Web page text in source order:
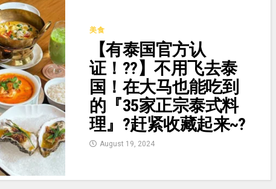
美食
【有泰国官方认
证！??】不用飞去泰
国！在大马也能吃到
的『35家正宗泰式料
理』?赶紧收藏起来~?
August 19, 2024